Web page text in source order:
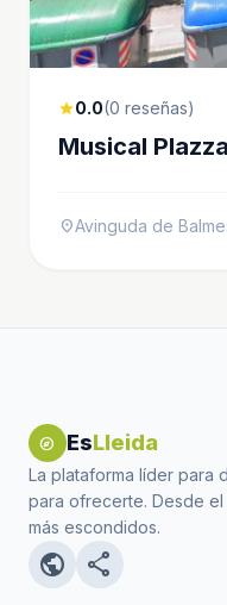
star0.0(0 reseñas)
Musical Plazza
location_onAvinguda de
explore EsLleida
La plataforma líder para
para ofrecerte. Desde
más escondidos.
public share